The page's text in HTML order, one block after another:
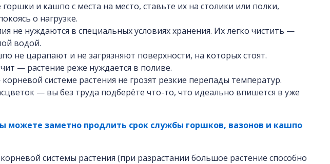
и кашпо с места на место, ставьте их на столики или полки,
о нагрузке.
не нуждаются в специальных условиях хранения. Их легко чистить —
водой.
не царапают и не загрязняют поверхности, на которых стоят.
— растение реже нуждается в поливе.
системе растения не грозят резкие перепады температур.
— вы без труда подберёте что-то, что идеально впишется в уже
можете заметно продлить срок службы горшков, вазонов и кашпо
системы растения (при разрастании большое растение способно